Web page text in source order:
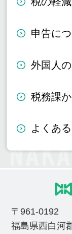
申告に
外国人
税務課
よくあ
〒961-0192
福島県西白河